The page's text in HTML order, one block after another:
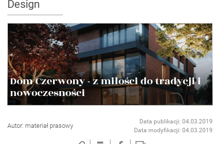
Design
Dom Czerwony - z miłości do tradycji i
nowoczesności
Autor: materiał prasowy
Data publikacji: 04.03.2019
Data modyfikacji: 04.03.2019